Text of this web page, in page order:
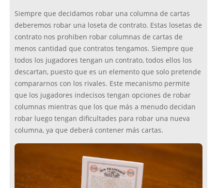
Siempre que decidamos robar una columna de cartas
deberemos robar una loseta de contrato. Estas losetas de
contrato nos prohiben robar columnas de cartas de
menos cantidad que contratos tengamos. Siempre que
todos los jugadores tengan un contrato, todos ellos los
descartan, puesto que es un elemento que solo pretende
compararnos con los rivales. Este mecanismo permite
que los jugadores indecisos tengan opciones de robar
columnas mientras que los que más a menudo decidan
robar luego tengan dificultades para robar una nueva
columna, ya que deberá contener más cartas.